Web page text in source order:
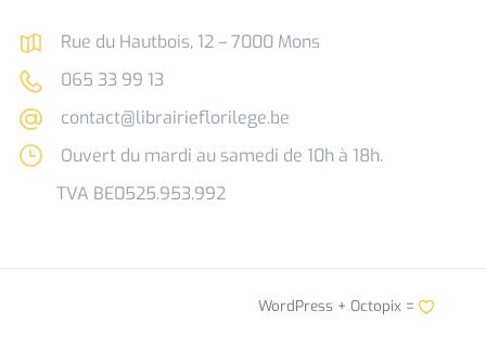
Rue du Hautbois, 12 – 7000 Mons
065 33 99 13
contact@librairieflorilege.be
Ouvert du mardi au samedi de 10h à 18h.
TVA BE0525.953.992
WordPress + Octopix=